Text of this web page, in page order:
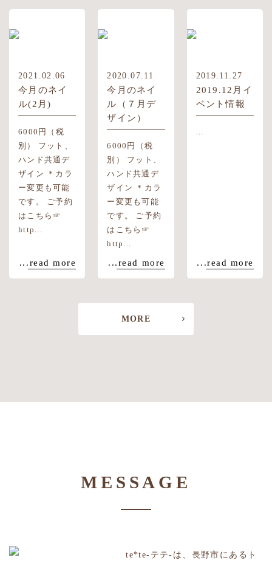
2021.02.06
今月のネイ
ル(2月)
6000円（税
別） フット、
ハンド共通デ
ザイン ＊カラ
ー変更も可能
です。 ご予約
はこちら☞
http...
...read more
2020.07.11
今月のネイ
ル（７月デ
ザイン）
6000円（税
別） フット、
ハンド共通デ
ザイン ＊カラ
ー変更も可能
です。 ご予約
はこちら☞
http...
...read more
2019.11.27
2019.12月イ
ベント情報
...
...read more
MORE
MESSAGE
te*te-テテ-は、長野市にあるト